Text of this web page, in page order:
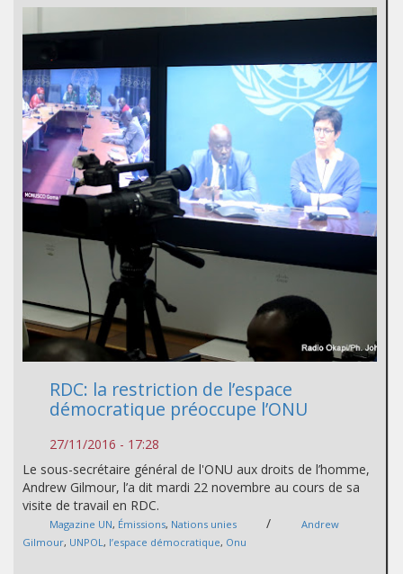
RDC: la restriction de l’espace
démocratique préoccupe l’ONU
27/11/2016 - 17:28
Le sous-secrétaire général de l'ONU aux droits de l’homme,
Andrew Gilmour, l’a dit mardi 22 novembre au cours de sa
visite de travail en RDC.
Magazine UN, Émissions, Nations unies /
Andrew
Gilmour, UNPOL , l’espace démocratique, Onu